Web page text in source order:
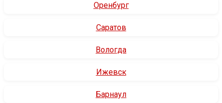
Оренбург
Саратов
Вологда
Ижевск
Барнаул